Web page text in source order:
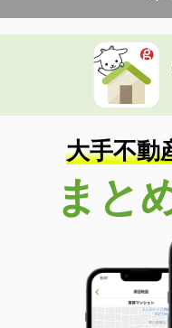
大手不動
まと